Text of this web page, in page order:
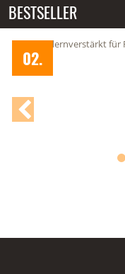
BESTSELLER
02.
2 Blattfedernverstärkt für